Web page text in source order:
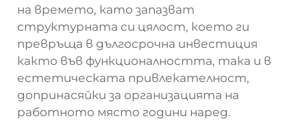
на времето, като запазват
структурната си цялост, което ги
превръща в дългосрочна инвестиция
както във функционалността, така и в
естетическата привлекателност,
допринасяйки за организацията на
работното място години наред.